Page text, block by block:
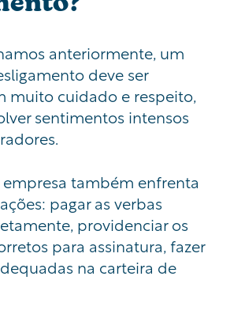
anteriormente, um
deve ser
muito cuidado e respeito,
sentimentos intensos
empresa também enfrenta
pagar as verbas
providenciar os
para assinatura, fazer
na carteira de